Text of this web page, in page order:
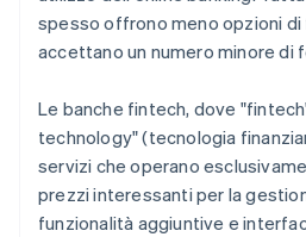
spesso offrono meno opzioni di
accettano un numero minore di
Le banche fintech, dove
technology" (tecnologia
servizi che operano
prezzi interessanti per la
funzionalità aggiuntive e